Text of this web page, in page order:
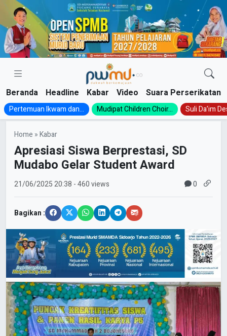
Skip
content
Beranda Headline Kabar Video Suara Perserikatan
Pertemuan Ikwam dan... Mudipat Children Choir... Suli Da’im
Home »Kabar
Apresiasi Siswa Berprestasi, SD
Mudabo Gelar Student Award
21/06/202520:38 - 460 views 0
Bagikan :